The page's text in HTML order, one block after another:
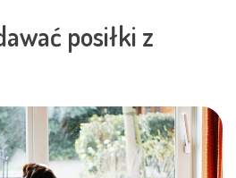
posiłki z